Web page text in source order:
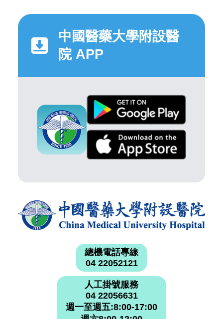
中國醫藥大學附設醫
院 APP
總機電話專線
04 22052121
人工掛號服務
04 22056631
週一至週五:8:00-17:00